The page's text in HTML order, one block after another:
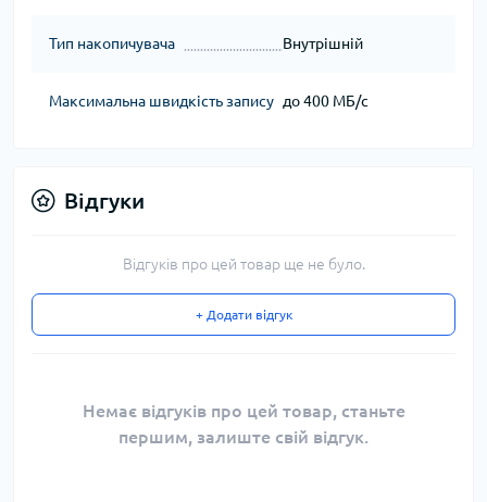
Тип накопичувача Внутрішній
Максимальна швидкість запису до 400 МБ/с
Відгуки
Відгуків про цей товар ще не було.
+ Додати відгук
Немає відгуків про цей товар, станьте
першим, залиште свій відгук.